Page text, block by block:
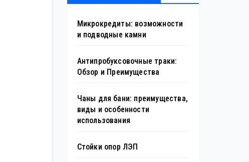
Микрокредиты: возможности
и подводные камни
Антипробуксовочные траки:
Обзор и Преимущества
Чаны для бани: преимущества,
виды и особенности
использования
Стойки опор ЛЭП